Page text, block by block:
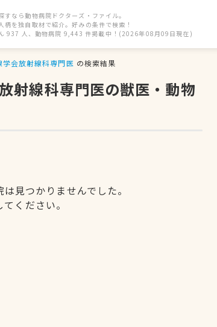
すなら動物病院ドクターズ・ファイル。
柄を独自取材で紹介。好みの条件で検索！
937 人、動物病院 9,443 件掲載中！(2026年08月09日現在)
学会放射線科専門医 の検索結果
射線科専門医の獣医・動物
見つかりませんでした。
ください。